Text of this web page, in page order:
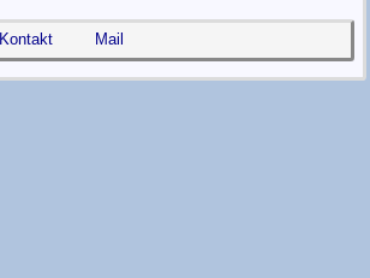
Kontakt Mail